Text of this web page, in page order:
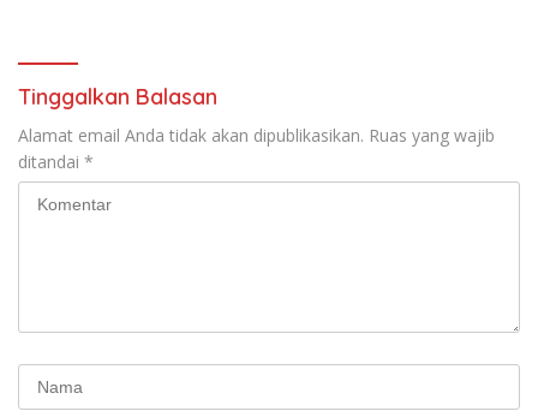
Kasih Allah.
Tinggalkan Balasan
Alamat email Anda tidak akan dipublikasikan. Ruas yang wajib
ditandai *